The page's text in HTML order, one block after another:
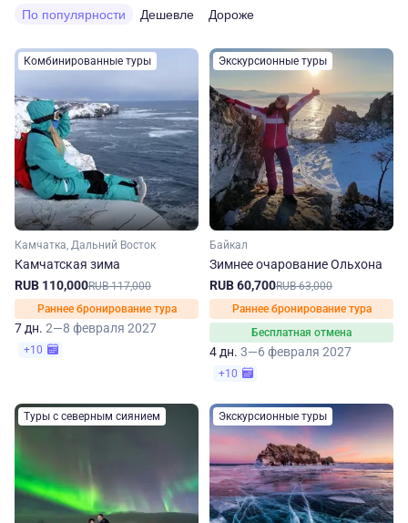
По популярности Дешевле Дороже
Комбинированные туры
Камчатка, Дальний Восток
Камчатская зима
RUB 110,000RUB 117,000
Раннее бронирование тура
7 дн. 2—8 февраля 2027
+10
Экскурсионные туры
Байкал
Зимнее очарование Ольхона
RUB 60,700RUB 63,000
Раннее бронирование тура
Бесплатная отмена
4 дн. 3—6 февраля 2027
+10
Туры с северным сиянием Экскурсионные туры